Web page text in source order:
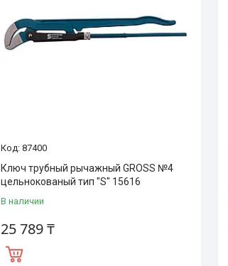
87400
Ключ трубный рычажный GROSS №4
цельнокованый тип "S" 15616
В наличии
25 789 ₸